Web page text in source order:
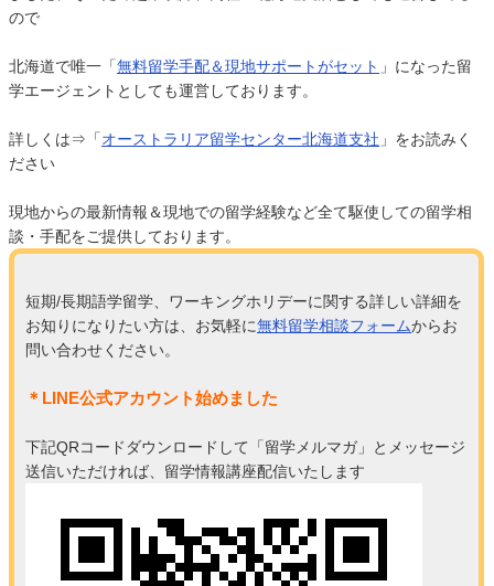
ので
北海道で唯一「無料留学手配＆現地サポートがセット 」になった留
学エージェントとしても運営しております。
詳しくは⇒「オーストラリア留学センター北海道支社 」をお読みく
ださい
現地からの最新情報＆現地での留学経験など全て駆使しての留学相
談・手配をご提供しております。
短期/長期語学留学、ワーキングホリデーに関する詳しい詳細を
お知りになりたい方は、お気軽に無料留学相談フォームからお
問い合わせください。
＊LINE公式アカウント始めました
下記QRコードダウンロードして「留学メルマガ」とメッセージ
送信いただければ、留学情報講座配信いたします